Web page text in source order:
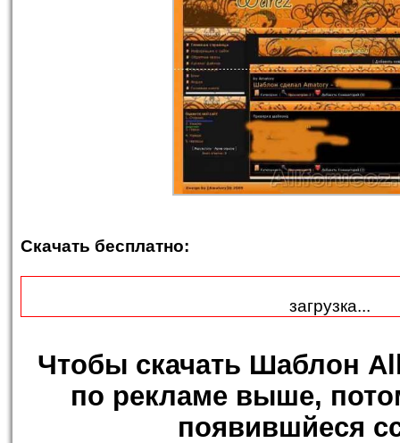
Скачать бесплатно:
загрузка...
Чтобы скачать Шаблон
по рекламе выше,
появившйеся